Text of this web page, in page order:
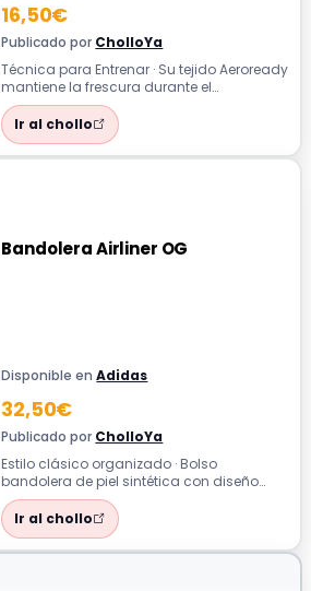
16,50€
Publicado por CholloYa
Técnica para Entrenar · Su tejido Aeroready
mantiene la frescura durante el
entrenamiento ideal para cualquier
rutina...
Ir al chollo
Bandolera Airliner OG
Disponible enAdidas
32,50€
Publicado por CholloYa
Estilo clásico organizado · Bolso
bandolera de piel sintética con diseño
estructurado e icónico Ideal para
organizar ...
Ir al chollo